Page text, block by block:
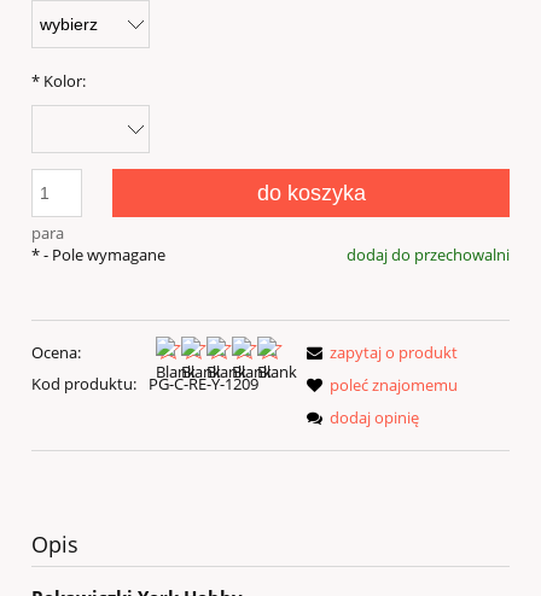
* Kolor:
para
do koszyka
dodaj do przechowalni
*- Pole wymagane
Ocena:
Kod produktu:
PG-C-RE-Y-1209
zapytaj o produkt
poleć znajomemu
dodaj opinię
Opis